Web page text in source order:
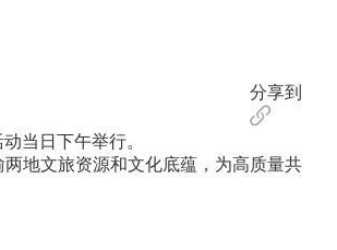
分享到
当日下午举行。
地文旅资源和文化底蕴，为高质量共